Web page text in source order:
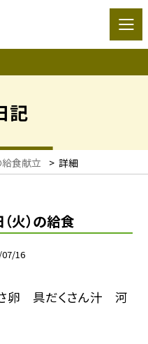
記
食献立 > 詳細
火）の給食
16
卵 具だくさん汁 河